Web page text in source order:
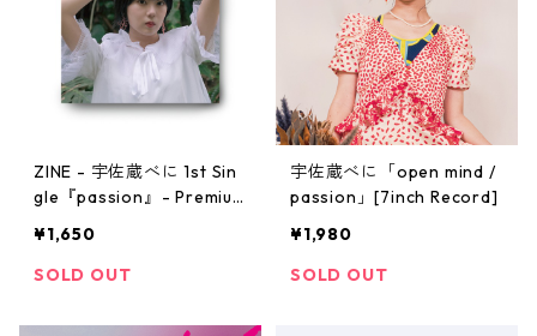
ZINE - 宇佐蔵べに 1st Sin
gle『passion』- Premium
¥1,650
SOLD OUT
宇佐蔵べに「open mind /
passion」[7inch Record]
¥1,980
SOLD OUT